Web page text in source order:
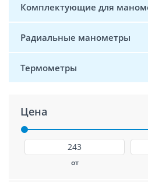
Комплектующие для
Радиальные манометры
Термометры
Цена
от